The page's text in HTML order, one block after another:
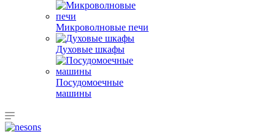
Микроволновые печи
Духовые шкафы
Посудомоечные
машины